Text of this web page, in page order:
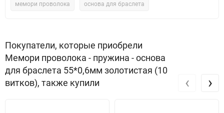
мемори проволока основа для браслета
Покупатели, которые приобрели
Мемори проволока - пружина - основа
для браслета 55*0,6мм золотистая (10
витков), также купили
‹ ›